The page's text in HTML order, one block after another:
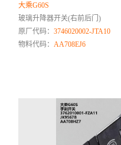
大乘G60S
玻璃升降器开关(右前后门)
原厂代码：3746020002-JTA10
物料代码：AA708EJ6